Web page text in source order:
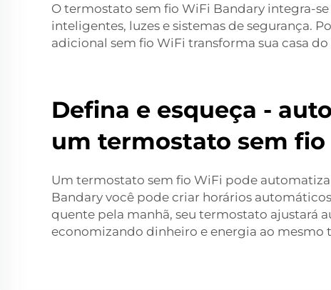
O termostato sem fio WiFi Bandary integra-
inteligentes, luzes e sistemas de segurança.
adicional sem fio WiFi transforma sua casa
Defina e esqueça -
um termostato sem
Um termostato sem fio WiFi pode
Bandary você pode criar horários
quente pela manhã, seu termostato ajustará
economizando dinheiro e energia ao mesmo